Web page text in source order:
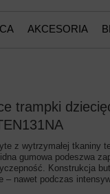
AKCESORIA
trampki
z wytrzymałej tkaniny
gumowa podeszwa
Konstrukcja
– nawet podczas